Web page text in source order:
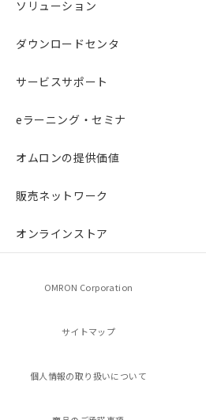
ソリューション
ダウンロードセンタ
サービスサポート
eラーニング・セミナ
オムロンの提供価値
販売ネットワーク
オンラインストア
OMRON Corporation
サイトマップ
個人情報の取り扱いについて